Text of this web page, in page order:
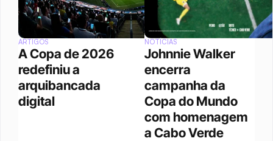
ARTIGOS
A Copa de 2026
redefiniu a
arquibancada
digital
NOTÍCIAS
Johnnie Walker
encerra
campanha da
Copa do Mundo
com homenagem
a Cabo Verde